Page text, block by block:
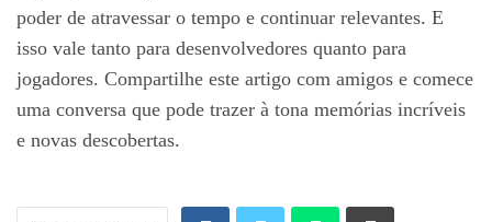
poder de atravessar o tempo e continuar relevantes. E
isso vale tanto para desenvolvedores quanto para
jogadores. Compartilhe este artigo com amigos e comece
uma conversa que pode trazer à tona memórias incríveis
e novas descobertas.